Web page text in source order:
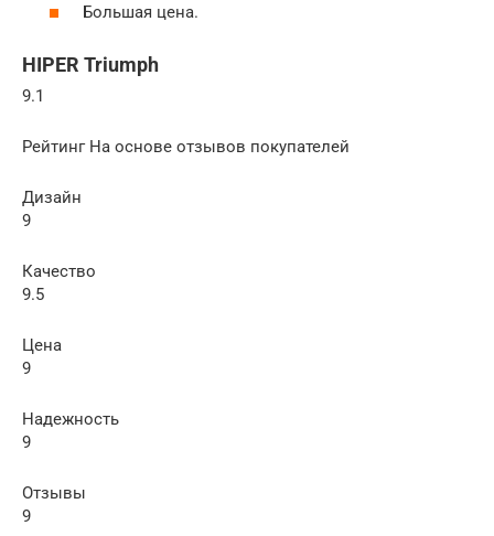
Большая цена.
HIPER Triumph
9.1
Рейтинг На основе отзывов покупателей
Дизайн
9
Качество
9.5
Цена
9
Надежность
9
Отзывы
9